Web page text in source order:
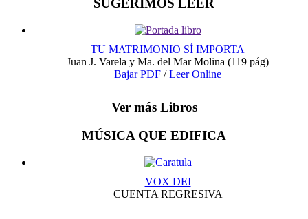
SUGERIMOS LEER
TU MATRIMONIO SÍ IMPORTA
Juan J. Varela y Ma. del Mar Molina (119 pág)
Bajar PDF /Leer Online
Ver más Libros
MÚSICA QUE EDIFICA
VOX DEI
CUENTA REGRESIVA